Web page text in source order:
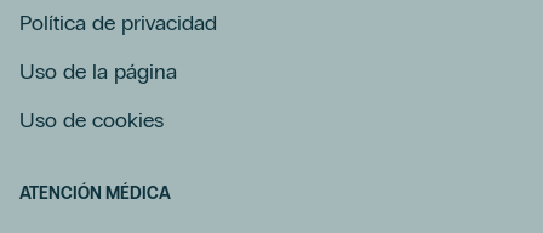
Política de privacidad
Uso de la página
Uso de cookies
ATENCIÓN MÉDICA